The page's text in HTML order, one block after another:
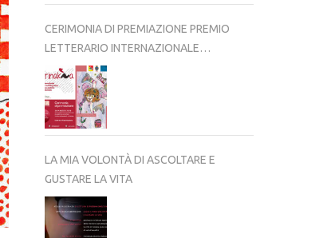
CERIMONIA DI PREMIAZIONE PREMIO
LETTERARIO INTERNAZIONALE
THRINAKÌA – VIII EDIZIONE 2025-2026
LA MIA VOLONTÀ DI ASCOLTARE E
GUSTARE LA VITA